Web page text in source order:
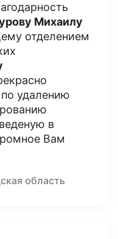
Михаилу
отделением
удалению
в
Вам
область